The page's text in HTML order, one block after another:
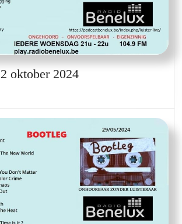
oktober 2024Bootleg
oktober
2024